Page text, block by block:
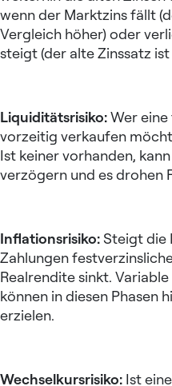
wenn der Marktzins fällt
Vergleich höher) oder
steigt (der alte Zinssatz
Liquiditätsrisiko:Wer
vorzeitig verkaufen
Ist keiner vorhanden,
verzögern und es drohen
Inflationsrisiko: Steigt die
Zahlungen
Realrendite sinkt.
können in diesen Phasen
erzielen.
Wechselkursrisiko: Ist